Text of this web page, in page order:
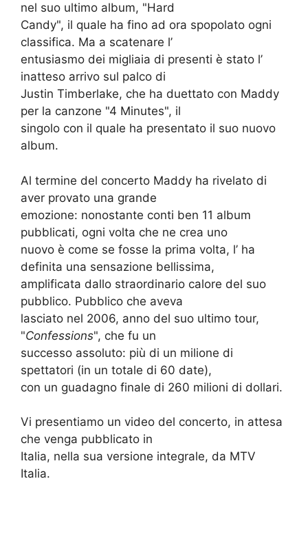
nel suo ultimo album, "Hard
Candy", il quale ha fino ad ora spopolato ogni
classifica. Ma a scatenare l’
entusiasmo dei migliaia di presenti è stato l’
inatteso arrivo sul palco di
Justin Timberlake, che ha duettato con Maddy
per la canzone "4 Minutes", il
singolo con il quale ha presentato il suo nuovo
album.
Al termine del concerto Maddy ha rivelato di
aver provato una grande
emozione: nonostante conti ben 11 album
pubblicati, ogni volta che ne crea uno
nuovo è come se fosse la prima volta, l’ ha
definita una sensazione bellissima,
amplificata dallo straordinario calore del suo
pubblico. Pubblico che aveva
lasciato nel 2006, anno del suo ultimo tour,
"Confessions", che fu un
successo assoluto: più di un milione di
spettatori (in un totale di 60 date),
con un guadagno finale di 260 milioni di dollari.
Vi presentiamo un video del concerto, in attesa
che venga pubblicato in
Italia, nella sua versione integrale, da MTV
Italia.